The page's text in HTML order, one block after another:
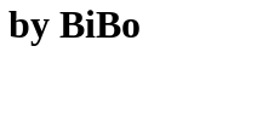
BiBo